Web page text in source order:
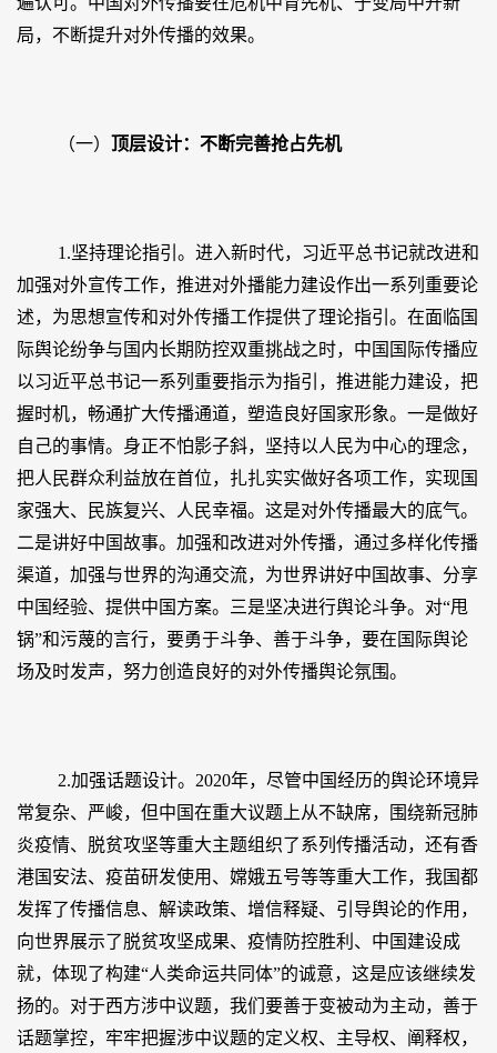
局，不断提升对外传播的效果。
（一） 顶层设计：不断完善抢占先机
1.坚持理论指引。进入新时代，习近平总书记就改进和
加强对外宣传工作，推进对外播能力建设作出一系列重要论
述，为思想宣传和对外传播工作提供了理论指引。在面临国
际舆论纷争与国内长期防控双重挑战之时，中国国际传播应
以习近平总书记一系列重要指示为指引，推进能力建设，把
握时机，畅通扩大传播通道，塑造良好国家形象。一是做好
自己的事情。身正不怕影子斜，坚持以人民为中心的理念，
把人民群众利益放在首位，扎扎实实做好各项工作，实现国
家强大、民族复兴、人民幸福。这是对外传播最大的底气。
二是讲好中国故事。加强和改进对外传播，通过多样化传播
渠道，加强与世界的沟通交流，为世界讲好中国故事、分享
中国经验、提供中国方案。三是坚决进行舆论斗争。对“甩
锅”和污蔑的言行，要勇于斗争、善于斗争，要在国际舆论
场及时发声，努力创造良好的对外传播舆论氛围。
2.加强话题设计。2020年，尽管中国经历的舆论环境异
常复杂、严峻，但中国在重大议题上从不缺席，围绕新冠肺
炎疫情、脱贫攻坚等重大主题组织了系列传播活动，还有香
港国安法、疫苗研发使用、嫦娥五号等等重大工作，我国都
发挥了传播信息、解读政策、增信释疑、引导舆论的作用，
向世界展示了脱贫攻坚成果、疫情防控胜利、中国建设成
就，体现了构建“人类命运共同体”的诚意，这是应该继续发
扬的。对于西方涉中议题，我们要善于变被动为主动，善于
话题掌控，牢牢把握涉中议题的定义权、主导权、阐释权，